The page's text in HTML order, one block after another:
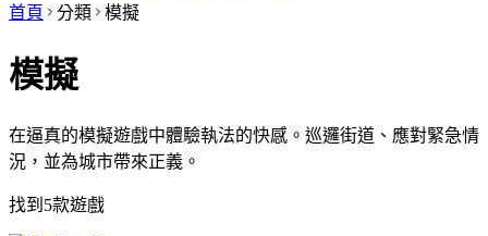
首頁
分類 模擬
模擬
在逼真的模擬遊戲中體驗執法的快感。巡邏街道、應對緊急情
況，並為城市帶來正義。
找到5款遊戲